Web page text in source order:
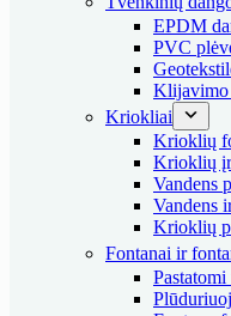
EPDM
PVC
Klijavimo
Kriokliai
Krioklių
Krioklių
Vandens
Vandens
Krioklių
Fontanai ir